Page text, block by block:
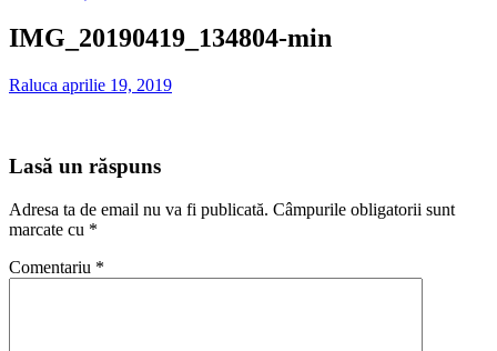
IMG_20190419_134804-min
Raluca aprilie 19, 2019
Lasă un răspuns
Adresa ta de email nu va fi publicată. Câmpurile obligatorii sunt
marcate cu *
Comentariu *